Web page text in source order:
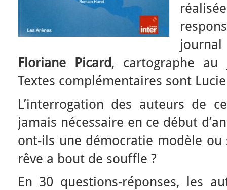
Floriane Picard, cartographe
Textes complémentaires sont
L’interrogation des auteurs de
jamais nécessaire en ce début
ont-ils une démocratie modèle ou
rêve a bout de souffle ?
En 30 questions-réponses, les